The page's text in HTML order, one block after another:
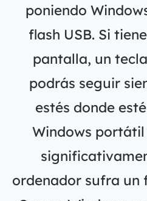
poniendo
flash USB. Si
pantalla, un
podrás seguir
estés donde
Windows
ordenador sufra un